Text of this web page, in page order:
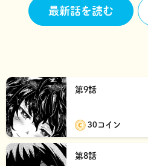
最新話を読む
第9話
30コイン
第8話